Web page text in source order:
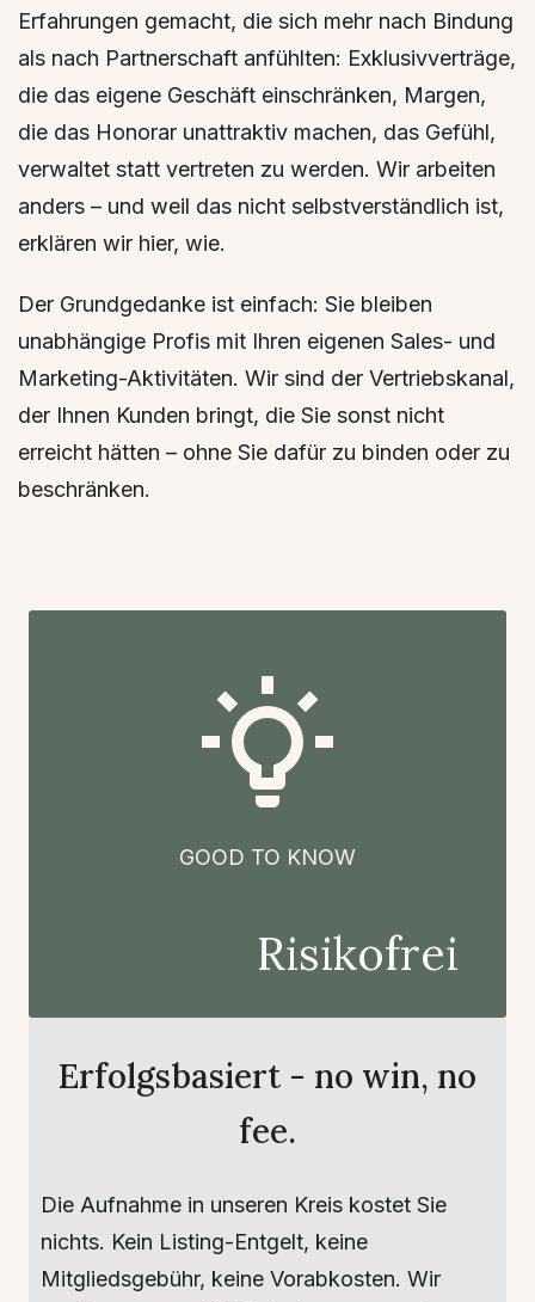
Erfahrungen gemacht, die sich mehr nach Bindung
als nach Partnerschaft anfühlten: Exklusivverträge,
die das eigene Geschäft einschränken, Margen,
die das Honorar unattraktiv machen, das Gefühl,
verwaltet statt vertreten zu werden. Wir arbeiten
anders – und weil das nicht selbstverständlich ist,
erklären wir hier, wie.
Der Grundgedanke ist einfach: Sie bleiben
unabhängige Profis mit Ihren eigenen Sales- und
Marketing-Aktivitäten. Wir sind der Vertriebskanal,
der Ihnen Kunden bringt, die Sie sonst nicht
erreicht hätten – ohne Sie dafür zu binden oder zu
beschränken.
GOOD TO KNOW
Risikofrei
Erfolgsbasiert - no win, no
fee.
Die Aufnahme in unseren Kreis kostet Sie
nichts. Kein Listing-Entgelt, keine
Mitgliedsgebühr, keine Vorabkosten. Wir